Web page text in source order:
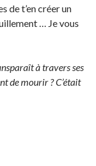
de t’en créer un
… Je vous
à travers ses
de mourir ? C’était